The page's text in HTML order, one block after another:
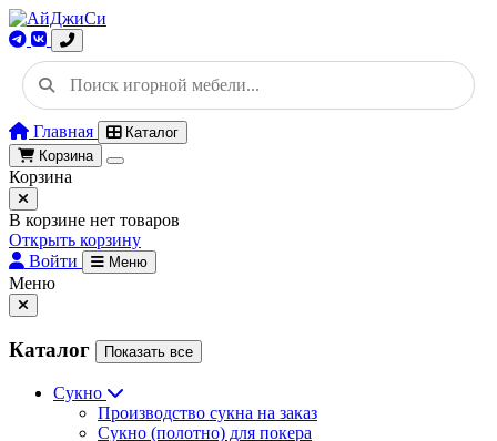
Главная
Каталог
Корзина
Корзина
В корзине нет товаров
Открыть корзину
Войти
Меню
Меню
Каталог Показать все
Сукно
Производство сукна на заказ
Сукно (полотно) для покера